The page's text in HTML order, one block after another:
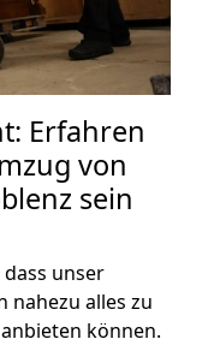
Erfahren
von
sein
unser
nahezu alles zu
anbieten können.